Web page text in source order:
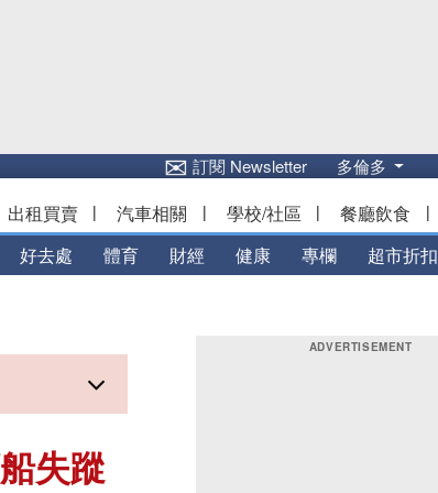
✉訂閱 Newsletter 多倫多
出租買賣 | 汽車相關 | 學校/社區 | 餐廳飲食 |
好去處 體育 財經 健康 專欄 超市折扣
失蹤